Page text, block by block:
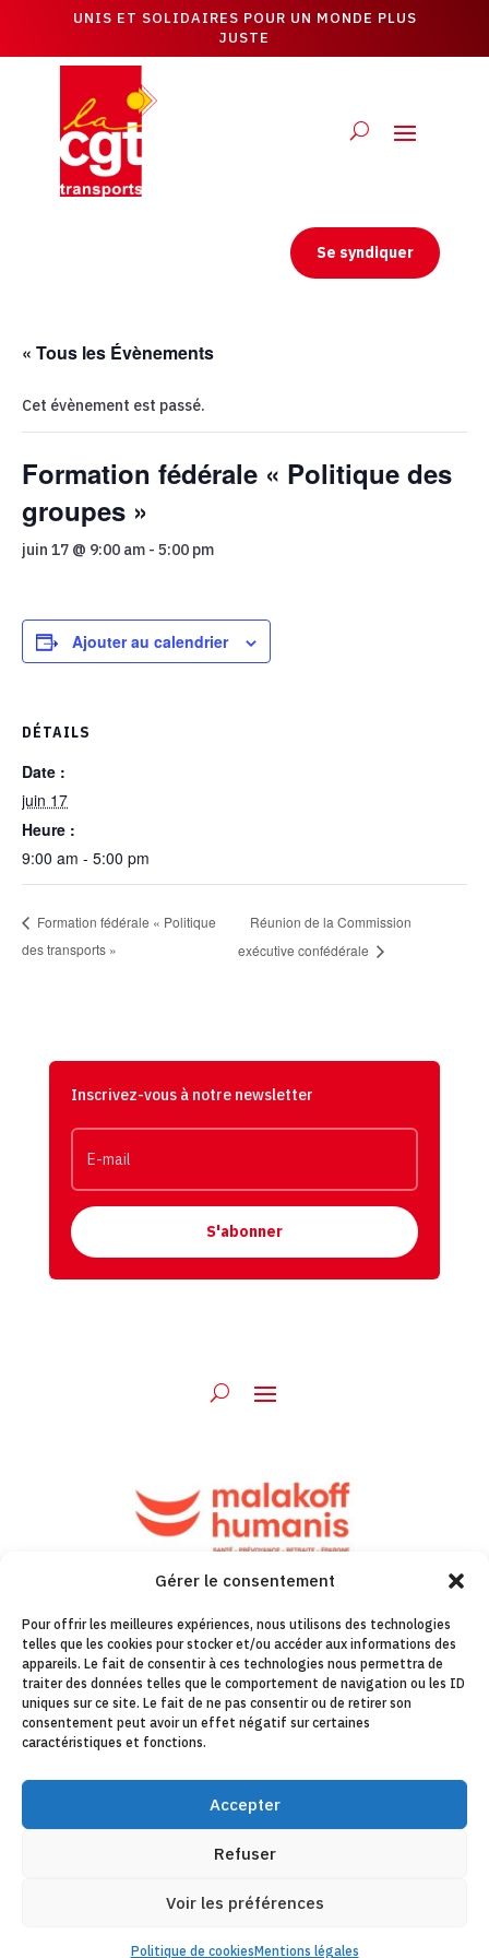
Gérer le consentement
Pour offrir les meilleures expériences, nous utilisons des technologies
telles que les cookies pour stocker et/ou accéder aux informations des
appareils. Le fait de consentir à ces technologies nous permettra de
traiter des données telles que le comportement de navigation ou les ID
uniques sur ce site. Le fait de ne pas consentir ou de retirer son
consentement peut avoir un effet négatif sur certaines
caractéristiques et fonctions.
Accepter
Refuser
Voir les préférences
Politique de cookiesMentions légales
UNIS ET SOLIDAIRES POUR UN MONDE PLUS
JUSTE
Se syndiquer
« Tous les Évènements
Cet évènement est passé.
Formation fédérale « Politique des
groupes »
juin 17 @ 9:00 am - 5:00 pm
Ajouter au calendrier
DÉTAILS
Date :
juin 17
Heure :
9:00 am - 5:00 pm
Formation fédérale « Politique
des transports »
Réunion de la Commission
exécutive confédérale
Inscrivez-vous à notre newsletter
S'abonner